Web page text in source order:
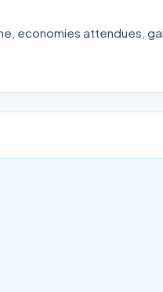
economies attendues,